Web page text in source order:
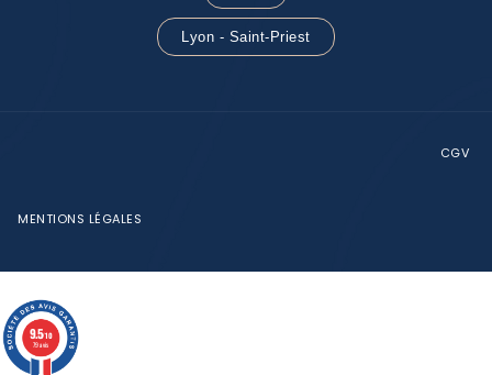
Lyon - Saint-Priest
CGV
MENTIONS LÉGALES
9.5/10
79 avis